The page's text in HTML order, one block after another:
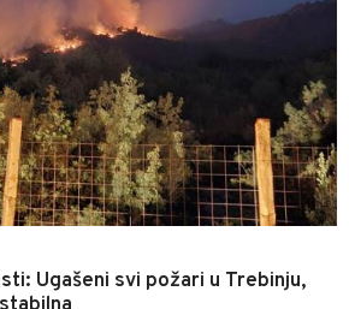
Ugašeni svi požari u Trebinju,